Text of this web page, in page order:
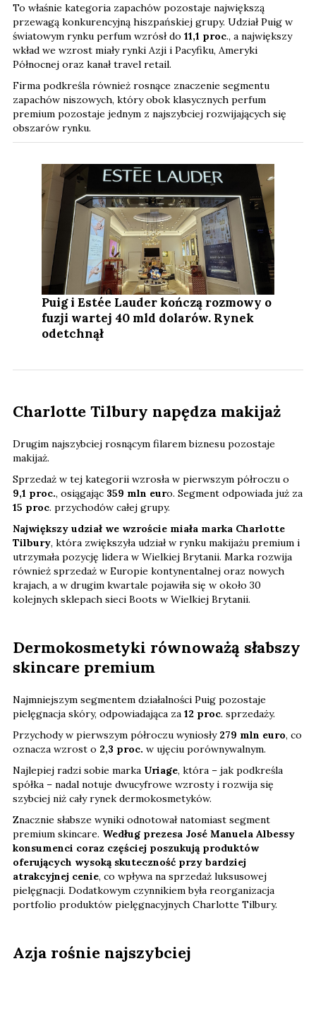
To właśnie kategoria zapachów pozostaje największą
przewagą konkurencyjną hiszpańskiej grupy. Udział Puig w
światowym rynku perfum wzrósł do 11,1 proc., a największy
wkład we wzrost miały rynki Azji i Pacyfiku, Ameryki
Północnej oraz kanał travel retail.
Firma podkreśla również rosnące znaczenie segmentu
zapachów niszowych, który obok klasycznych perfum
premium pozostaje jednym z najszybciej rozwijających się
obszarów rynku.
Puig i Estée Lauder kończą rozmowy o
fuzji wartej 40 mld dolarów. Rynek
odetchnął
Charlotte Tilbury napędza makijaż
Drugim najszybciej rosnącym filarem biznesu pozostaje
makijaż.
Sprzedaż w tej kategorii wzrosła w pierwszym półroczu o
9,1 proc., osiągając 359 mln euro. Segment odpowiada już za
15 proc. przychodów całej grupy.
Największy udział we wzroście miała marka Charlotte
Tilbury, która zwiększyła udział w rynku makijażu premium i
utrzymała pozycję lidera w Wielkiej Brytanii. Marka rozwija
również sprzedaż w Europie kontynentalnej oraz nowych
krajach, a w drugim kwartale pojawiła się w około 30
kolejnych sklepach sieci Boots w Wielkiej Brytanii.
Dermokosmetyki równoważą słabszy
skincare premium
Najmniejszym segmentem działalności Puig pozostaje
pielęgnacja skóry, odpowiadająca za 12 proc. sprzedaży.
Przychody w pierwszym półroczu wyniosły 279 mln euro, co
oznacza wzrost o 2,3 proc. w ujęciu porównywalnym.
Najlepiej radzi sobie marka Uriage, która – jak podkreśla
spółka – nadal notuje dwucyfrowe wzrosty i rozwija się
szybciej niż cały rynek dermokosmetyków.
Znacznie słabsze wyniki odnotował natomiast segment
premium skincare. Według prezesa José Manuela Albessy
konsumenci coraz częściej poszukują produktów
oferujących wysoką skuteczność przy bardziej
atrakcyjnej cenie, co wpływa na sprzedaż luksusowej
pielęgnacji. Dodatkowym czynnikiem była reorganizacja
portfolio produktów pielęgnacyjnych Charlotte Tilbury.
Azja rośnie najszybciej